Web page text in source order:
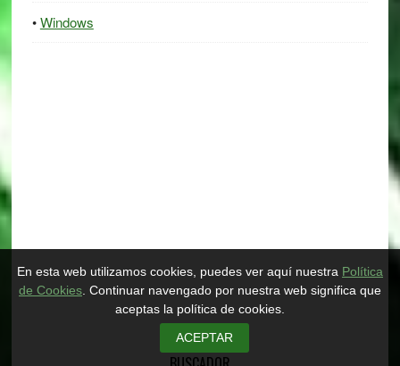
Windows
En esta web utilizamos cookies, puedes ver aquí nuestra Política
de Cookies. Continuar navengado por nuestra web significa que
aceptas la política de cookies.
ACEPTAR